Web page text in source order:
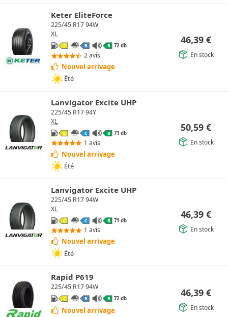
Keter EliteForce
225/45 R17 94W
XL
C B B 72 db
2 avis
Nouvel arrivage
Été
46,39 €
En stock
Lanvigator Excite UHP
225/45 R17 94Y
XL
C C B 71 db
1 avis
Nouvel arrivage
Été
50,59 €
En stock
Lanvigator Excite UHP
225/45 R17 94W
XL
C C B 71 db
1 avis
Nouvel arrivage
Été
46,39 €
En stock
Rapid P619
225/45 R17 94W
C B B 72 db
Nouvel arrivage
46,39 €
En stock